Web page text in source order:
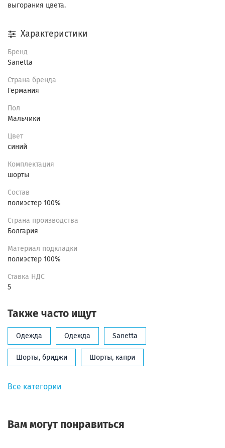
выгорания цвета.
Характеристики
Бренд
Sanetta
Страна бренда
Германия
Пол
Мальчики
Цвет
синий
Комплектация
шорты
Состав
полиэстер 100%
Страна производства
Болгария
Материал подкладки
полиэстер 100%
Ставка НДС
5
Также часто ищут
Одежда Одежда Sanetta
Шорты, бриджи Шорты, капри
Все категории
Вам могут понравиться